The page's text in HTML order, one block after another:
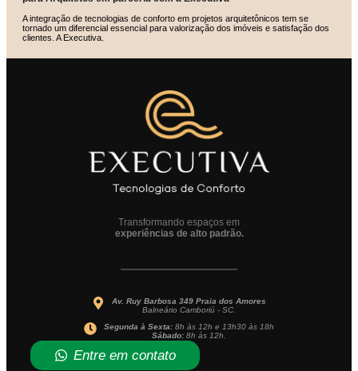
A integração de tecnologias de conforto em projetos arquitetônicos tem se
tornado um diferencial essencial para valorização dos imóveis e satisfação dos
clientes. A Executiva.
Transformando espaços em
experiências de alto padrão.
Av. Ruy Barbosa 349 Praia dos Amores
Balneário Camboriú - SC.
Segunda à Sexta: 8h às 12h e 13h30 às 18h
Sábado: 8h às 12h.
Entre em contato